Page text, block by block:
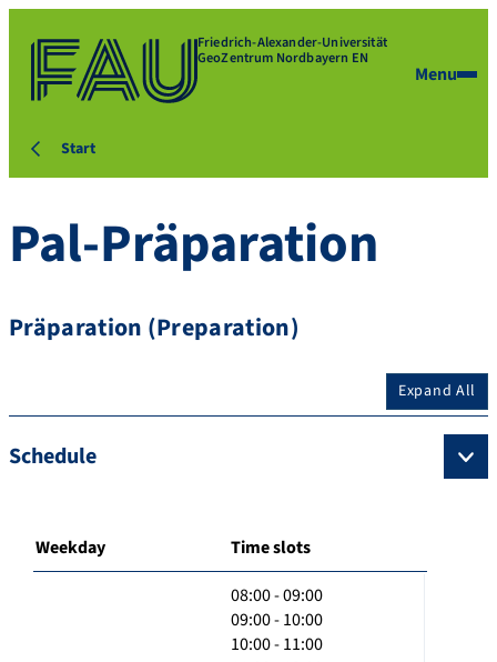
Friedrich-Alexander-Universität
GeoZentrum Nordbayern EN
Menu
Start
Pal-Präparation
Präparation (Preparation)
Expand All
Schedule
Weekday Time slots
08:00 - 09:00
09:00 - 10:00
10:00 - 11:00